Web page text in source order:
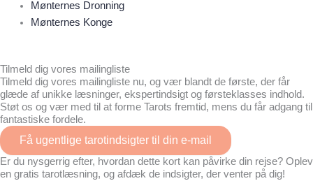
Mønternes Dronning
Mønternes Konge
Tilmeld dig vores mailingliste
Tilmeld dig vores mailingliste nu, og vær blandt de første, der får
glæde af unikke læsninger, ekspertindsigt og førsteklasses indhold.
Støt os og vær med til at forme Tarots fremtid, mens du får adgang til
fantastiske fordele.
Få ugentlige tarotindsigter til din e-mail
Er du nysgerrig efter, hvordan dette kort kan påvirke din rejse? Oplev
en gratis tarotlæsning, og afdæk de indsigter, der venter på dig!